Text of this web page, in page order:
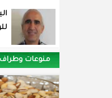
منوعات وطراف